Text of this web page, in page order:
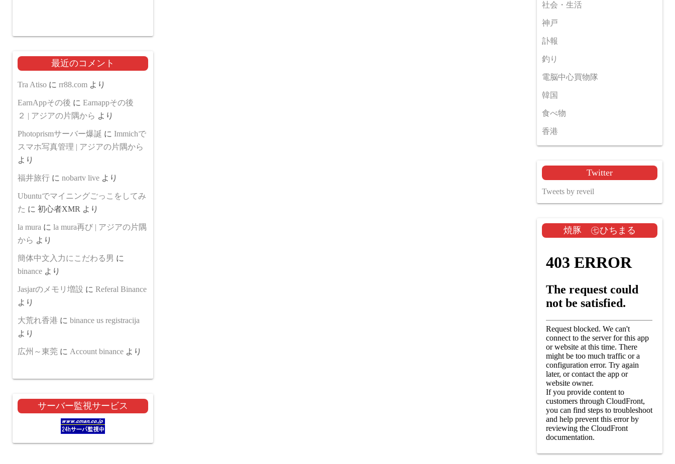
最近のコメント
Tra Atiso に rr88.com より
EarnAppその後 に Earnappその後
２ | アジアの片隅から より
Photoprismサーバー爆誕 に Immichで
スマホ写真管理 | アジアの片隅から
より
福井旅行 に nobartv live より
Ubuntuでマイニングごっこをしてみ
た に 初心者XMR より
la mura に la mura再び | アジアの片隅
から より
簡体中文入力にこだわる男 に
binance より
Jasjarのメモリ増設 に Referal Binance
より
大荒れ香港 に binance us registracija
より
広州～東莞 に Account binance より
サーバー監視サービス
社会・生活
神戸
訃報
釣り
電脳中心買物隊
韓国
食べ物
香港
Twitter
Tweets by reveil
焼豚 ㊆ひちまる